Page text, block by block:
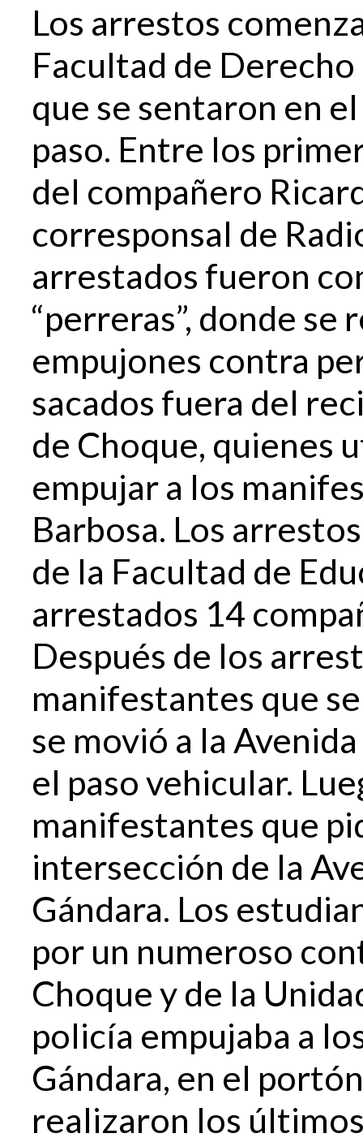
Los arrestos
Facultad de
que se sentaron en
paso. Entre los
del compañero
corresponsal de
arrestados fueron
“perreras”, donde
empujones contra
sacados fuera del
de Choque, quienes
empujar a los
Barbosa. Los
de la Facultad de
arrestados 14
Después de los
manifestantes que
se movió a la
el paso vehicular.
manifestantes que
intersección de la
Gándara. Los
por un numeroso
Choque y de la
policía empujaba a
Gándara, en el
realizaron los